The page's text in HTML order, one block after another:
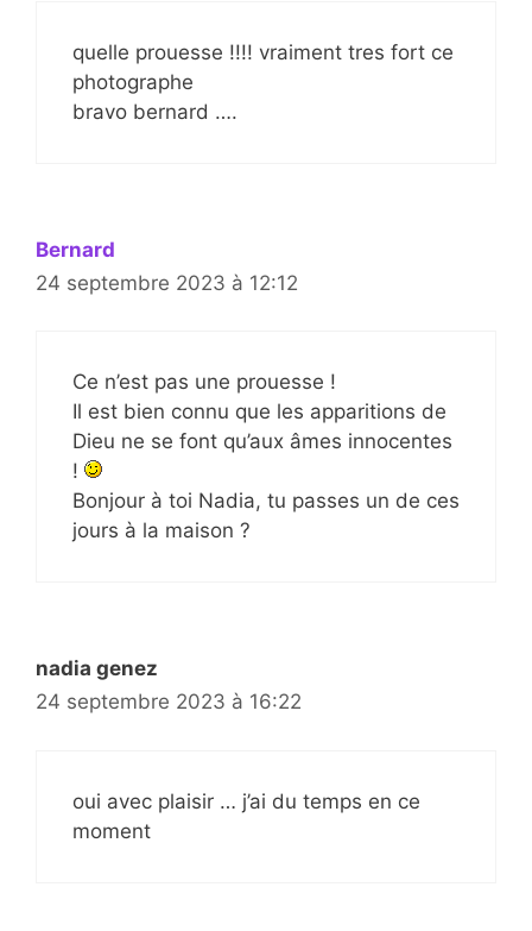
quelle prouesse !!!! vraiment tres fort ce
photographe
bravo bernard ….
Bernard
24 septembre 2023 à 12:12
Ce n’est pas une prouesse !
Il est bien connu que les apparitions de
Dieu ne se font qu’aux âmes innocentes
!
Bonjour à toi Nadia, tu passes un de ces
jours à la maison ?
nadia genez
24 septembre 2023 à 16:22
oui avec plaisir … j’ai du temps en ce
moment